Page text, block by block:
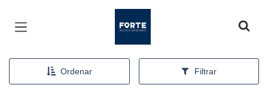
Ordenar Filtrar